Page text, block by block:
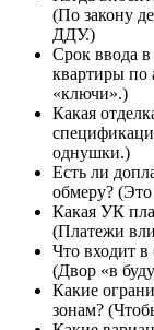
(По закону
ДДУ.)
Срок ввода в
квартиры по
«ключи».)
Какая
однушки.)
Есть ли
обмеру? (Это
Какая УК
(Платежи
Что входит в
(Двор «в
Какие
зонам?